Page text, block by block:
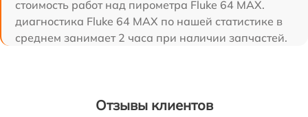
стоимость работ над пирометра Fluke 64 MAX.
диагностика Fluke 64 MAX по нашей статистике в
среднем занимает 2 часа при наличии запчастей.
Отзывы клиентов